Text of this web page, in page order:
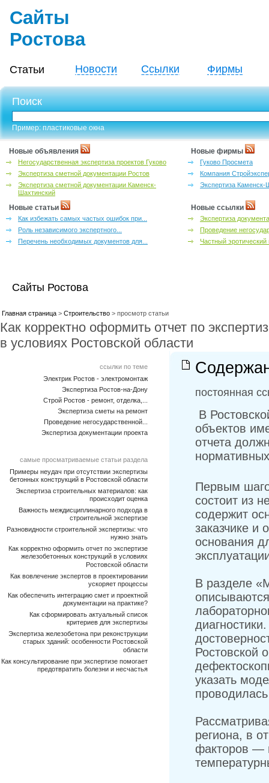
Сайты
Ростова
Статьи Новости Ссылки Фирмы
Поиск
Пример: пластиковые окна
Новые объявления
Негосударственная экспертиза проектов Гуково
Экспертиза сметной документации Ростов
Экспертиза сметной документации Каменск-
Шахтинский
Новые фирмы
Гуково Просмета
Компания
Экспертиза Каменск-
Новые статьи
Как избежать самых частых ошибок при...
Роль независимого экспертного...
Перечень необходимых документов для...
Новые ссылки
Экспертиза
Проведение
Частный
Сайты Ростова
Главная страница > Строительство > просмотр статьи
Как корректно оформить отчет по
в условиях Ростовской области
ссылки по теме
Электрик Ростов - электромонтаж
Экспертиза Ростов-на-Дону
Строй Ростов - ремонт, отделка,...
Экспертиза сметы на ремонт
Проведение негосударственной...
Экспертиза документации проекта
самые просматриваемые статьи раздела
Примеры неудач при отсутствии экспертизы
бетонных конструкций в Ростовской области
Экспертиза строительных материалов: как
происходит оценка
Важность междисциплинарного подхода в
строительной экспертизе
Разновидности строительной экспертизы: что
нужно знать
Как корректно оформить отчет по экспертизе
железобетонных конструкций в условиях
Ростовской области
Как вовлечение экспертов в проектировании
ускоряет процессы
Как обеспечить интеграцию смет и проектной
документации на практике?
Как сформировать актуальный список
критериев для экспертизы
Экспертиза железобетона при реконструкции
старых зданий: особенности Ростовской
области
Как консультирование при экспертизе помогает
предотвратить болезни и несчастья
постоянная
В
объектов
отчета
Первым
состоит из
содержит
заказчике и
основания
В разделе
Ростовской
указать
региона, в
факторов —